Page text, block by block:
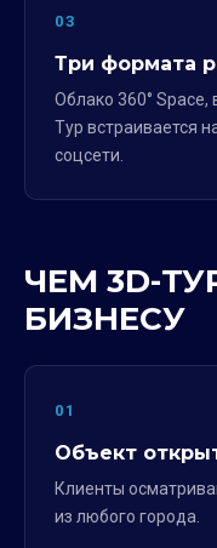
03
Три формата
Облако 360°
Тур встраивается
соцсети.
ЧЕМ 3D-
БИЗНЕСУ
01
Объект
Клиенты
из любого города.